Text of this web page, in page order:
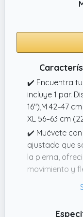
✔️ Encuentra tu
incluye 1 par.
16"),M 42–47
XL 56–63 cm
✔️ Muévete con
ajustado que
la pierna,
movimiento y
rutina de